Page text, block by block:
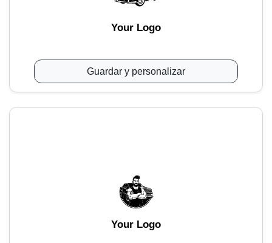
Your Logo
Guardar y personalizar
Your Logo